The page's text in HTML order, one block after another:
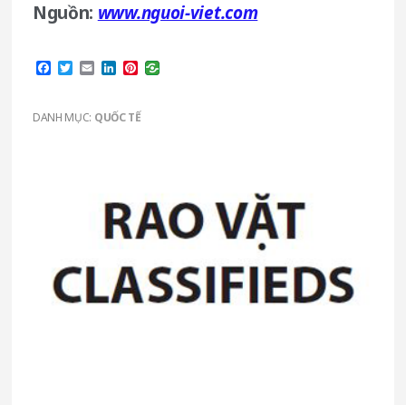
Nguồn: www.nguoi-viet.com
Facebook
Twitter
EmailLinkedIn
Pinterest
DANH MỤC: QUỐC TẾ
Sidebar